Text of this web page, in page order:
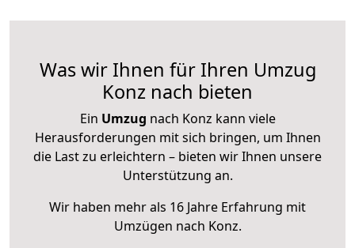
Was wir Ihnen für Ihren Umzug
Konz nach bieten
Ein Umzug nach Konz kann viele
Herausforderungen mit sich bringen, um Ihnen
die Last zu erleichtern – bieten wir Ihnen unsere
Unterstützung an.
Wir haben mehr als 16 Jahre Erfahrung mit
Umzügen nach Konz.